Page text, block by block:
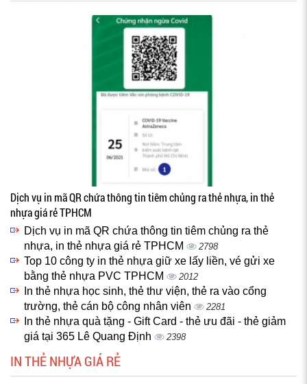
Dịch vụ in mã QR chứa thông tin tiêm chủng ra thẻ nhựa, in thẻ
nhựa giá rẻ TPHCM
Dịch vụ in mã QR chứa thông tin tiêm chủng ra thẻ
nhựa, in thẻ nhựa giá rẻ TPHCM
2798
Top 10 công ty in thẻ nhựa giữ xe lấy liền, vé gửi xe
bằng thẻ nhựa PVC TPHCM
2012
In thẻ nhựa học sinh, thẻ thư viện, thẻ ra vào cổng
trường, thẻ cán bộ công nhân viên
2281
In thẻ nhựa quà tặng - Gift Card - thẻ ưu đãi - thẻ giảm
giá tại 365 Lê Quang Định
2398
IN THẺ NHỰA GIÁ RẺ